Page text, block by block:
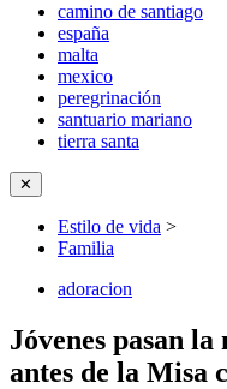
camino de santiago
españa
malta
mexico
peregrinación
santuario mariano
tierra santa
✕
Estilo de vida >
Familia
adoracion
Jóvenes pasan
antes de la Misa